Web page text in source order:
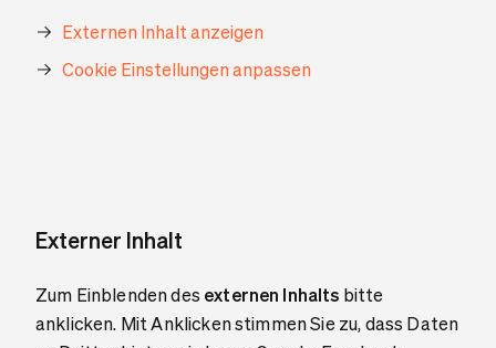
Externen Inhalt anzeigen
Cookie Einstellungen anpassen
Externer Inhalt
Zum Einblenden des externen Inhalts bitte
anklicken. Mit Anklicken stimmen Sie zu, dass Daten